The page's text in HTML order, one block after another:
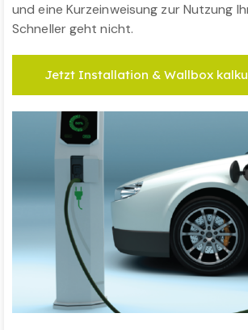
und eine Kurzeinweisung zur Nutzung
Schneller geht nicht.
Jetzt Installation & Wallbox